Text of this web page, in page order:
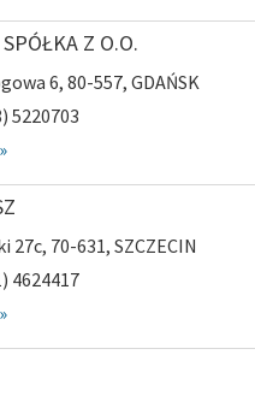
Z O.O.
6, 80-557, GDAŃSK
5220703
27c, 70-631, SZCZECIN
4624417